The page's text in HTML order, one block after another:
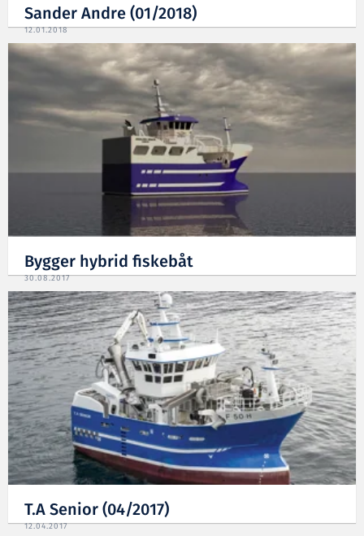
Sander Andre (01/2018)
12.01.2018
Bygger hybrid fiskebåt
30.08.2017
T.A Senior (04/2017)
12.04.2017